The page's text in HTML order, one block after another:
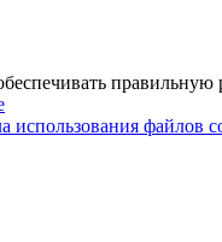
правильную
использования файлов